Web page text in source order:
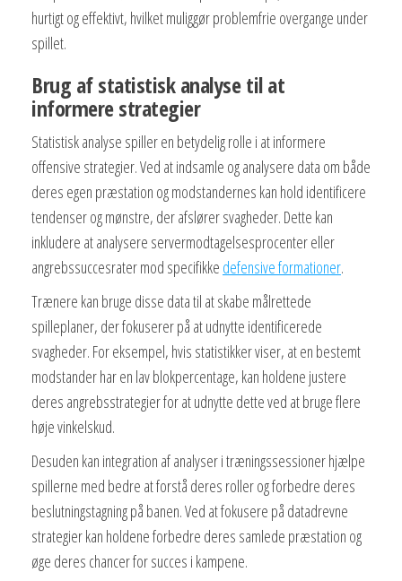
hurtigt og effektivt, hvilket muliggør problemfrie overgange under
spillet.
Brug af statistisk analyse til at
informere strategier
Statistisk analyse spiller en betydelig rolle i at informere
offensive strategier. Ved at indsamle og analysere data om både
deres egen præstation og modstandernes kan hold identificere
tendenser og mønstre, der afslører svagheder. Dette kan
inkludere at analysere servermodtagelsesprocenter eller
angrebssuccesrater mod specifikke defensive formationer.
Trænere kan bruge disse data til at skabe målrettede
spilleplaner, der fokuserer på at udnytte identificerede
svagheder. For eksempel, hvis statistikker viser, at en bestemt
modstander har en lav blokpercentage, kan holdene justere
deres angrebsstrategier for at udnytte dette ved at bruge flere
høje vinkelskud.
Desuden kan integration af analyser i træningssessioner hjælpe
spillerne med bedre at forstå deres roller og forbedre deres
beslutningstagning på banen. Ved at fokusere på datadrevne
strategier kan holdene forbedre deres samlede præstation og
øge deres chancer for succes i kampene.